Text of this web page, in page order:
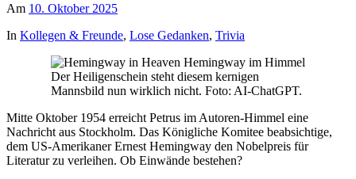
Am 10. Oktober 2025
In Kollegen & Freunde, Lose Gedanken, Trivia
Der Heiligenschein steht diesem kernigen
Mannsbild nun wirklich nicht. Foto: AI-ChatGPT.
Mitte Oktober 1954 erreicht Petrus im Autoren-Himmel eine
Nachricht aus Stockholm. Das Königliche Komitee beabsichtige,
dem US-Amerikaner Ernest Hemingway den Nobelpreis für
Literatur zu verleihen. Ob Einwände bestehen?